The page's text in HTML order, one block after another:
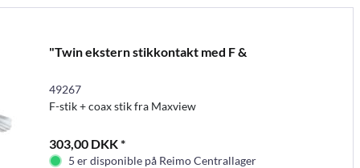
"Twin ekstern stikkontakt med F &
49267
F-stik + coax stik fra Maxview
303,00 DKK *
5 er disponible på Reimo Centrallager